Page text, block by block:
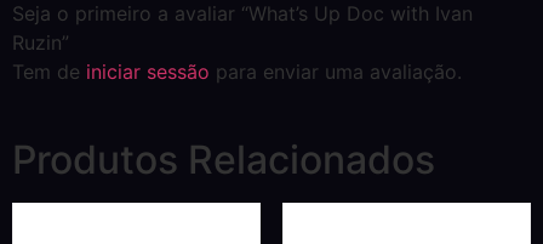
Seja o primeiro a avaliar “What’s Up Doc with Ivan
Ruzin”
Tem de iniciar sessão para enviar uma avaliação.
Produtos Relacionados